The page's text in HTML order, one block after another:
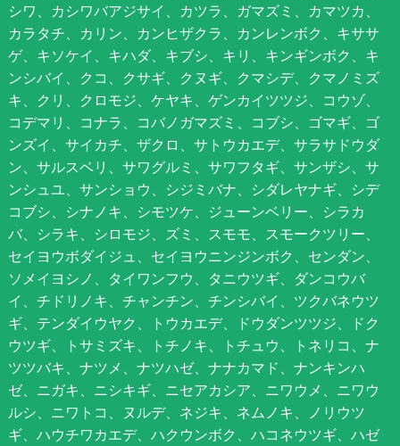
シワ、カシワバアジサイ、カツラ、ガマズミ、カマツカ、
カラタチ、カリン、カンヒザクラ、カンレンボク、キササ
ゲ、キソケイ、キハダ、キブシ、キリ、キンギンボク、キ
ンシバイ、クコ、クサギ、クヌギ、クマシデ、クマノミズ
キ、クリ、クロモジ、ケヤキ、ゲンカイツツジ、コウゾ、
コデマリ、コナラ、コバノガマズミ、コブシ、ゴマギ、ゴ
ンズイ、サイカチ、ザクロ、サトウカエデ、サラサドウダ
ン、サルスベリ、サワグルミ、サワフタギ、サンザシ、サ
ンシュユ、サンショウ、シジミバナ、シダレヤナギ、シデ
コブシ、シナノキ、シモツケ、ジューンベリー、シラカ
バ、シラキ、シロモジ、ズミ、スモモ、スモークツリー、
セイヨウボダイジュ、セイヨウニンジンボク、センダン、
ソメイヨシノ、タイワンフウ、タニウツギ、ダンコウバ
イ、チドリノキ、チャンチン、チンシバイ、ツクバネウツ
ギ、テンダイウヤク、トウカエデ、ドウダンツツジ、ドク
ウツギ、トサミズキ、トチノキ、トチュウ、トネリコ、ナ
ツツバキ、ナツメ、ナツハゼ、ナナカマド、ナンキンハ
ゼ、ニガキ、ニシキギ、ニセアカシア、ニワウメ、ニワウ
ルシ、ニワトコ、ヌルデ、ネジキ、ネムノキ、ノリウツ
ギ、ハウチワカエデ、ハクウンボク、ハコネウツギ、ハゼ